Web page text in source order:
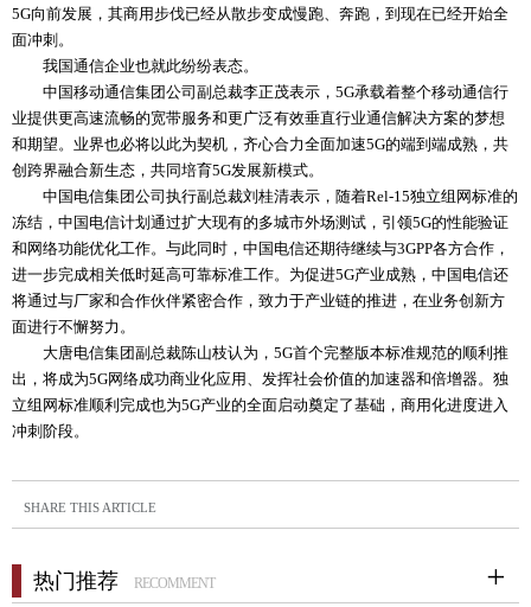
5G向前发展，其商用步伐已经从散步变成慢跑、奔跑，到现在已经开始全
面冲刺。
我国通信企业也就此纷纷表态。
中国移动通信集团公司副总裁李正茂表示，5G承载着整个移动通信行
业提供更高速流畅的宽带服务和更广泛有效垂直行业通信解决方案的梦想
和期望。业界也必将以此为契机，齐心合力全面加速5G的端到端成熟，共
创跨界融合新生态，共同培育5G发展新模式。
中国电信集团公司执行副总裁刘桂清表示，随着Rel-15独立组网标准的
冻结，中国电信计划通过扩大现有的多城市外场测试，引领5G的性能验证
和网络功能优化工作。与此同时，中国电信还期待继续与3GPP各方合作，
进一步完成相关低时延高可靠标准工作。为促进5G产业成熟，中国电信还
将通过与厂家和合作伙伴紧密合作，致力于产业链的推进，在业务创新方
面进行不懈努力。
大唐电信集团副总裁陈山枝认为，5G首个完整版本标准规范的顺利推
出，将成为5G网络成功商业化应用、发挥社会价值的加速器和倍增器。独
立组网标准顺利完成也为5G产业的全面启动奠定了基础，商用化进度进入
冲刺阶段。
SHARE THIS ARTICLE
热门推荐 RECOMMENT